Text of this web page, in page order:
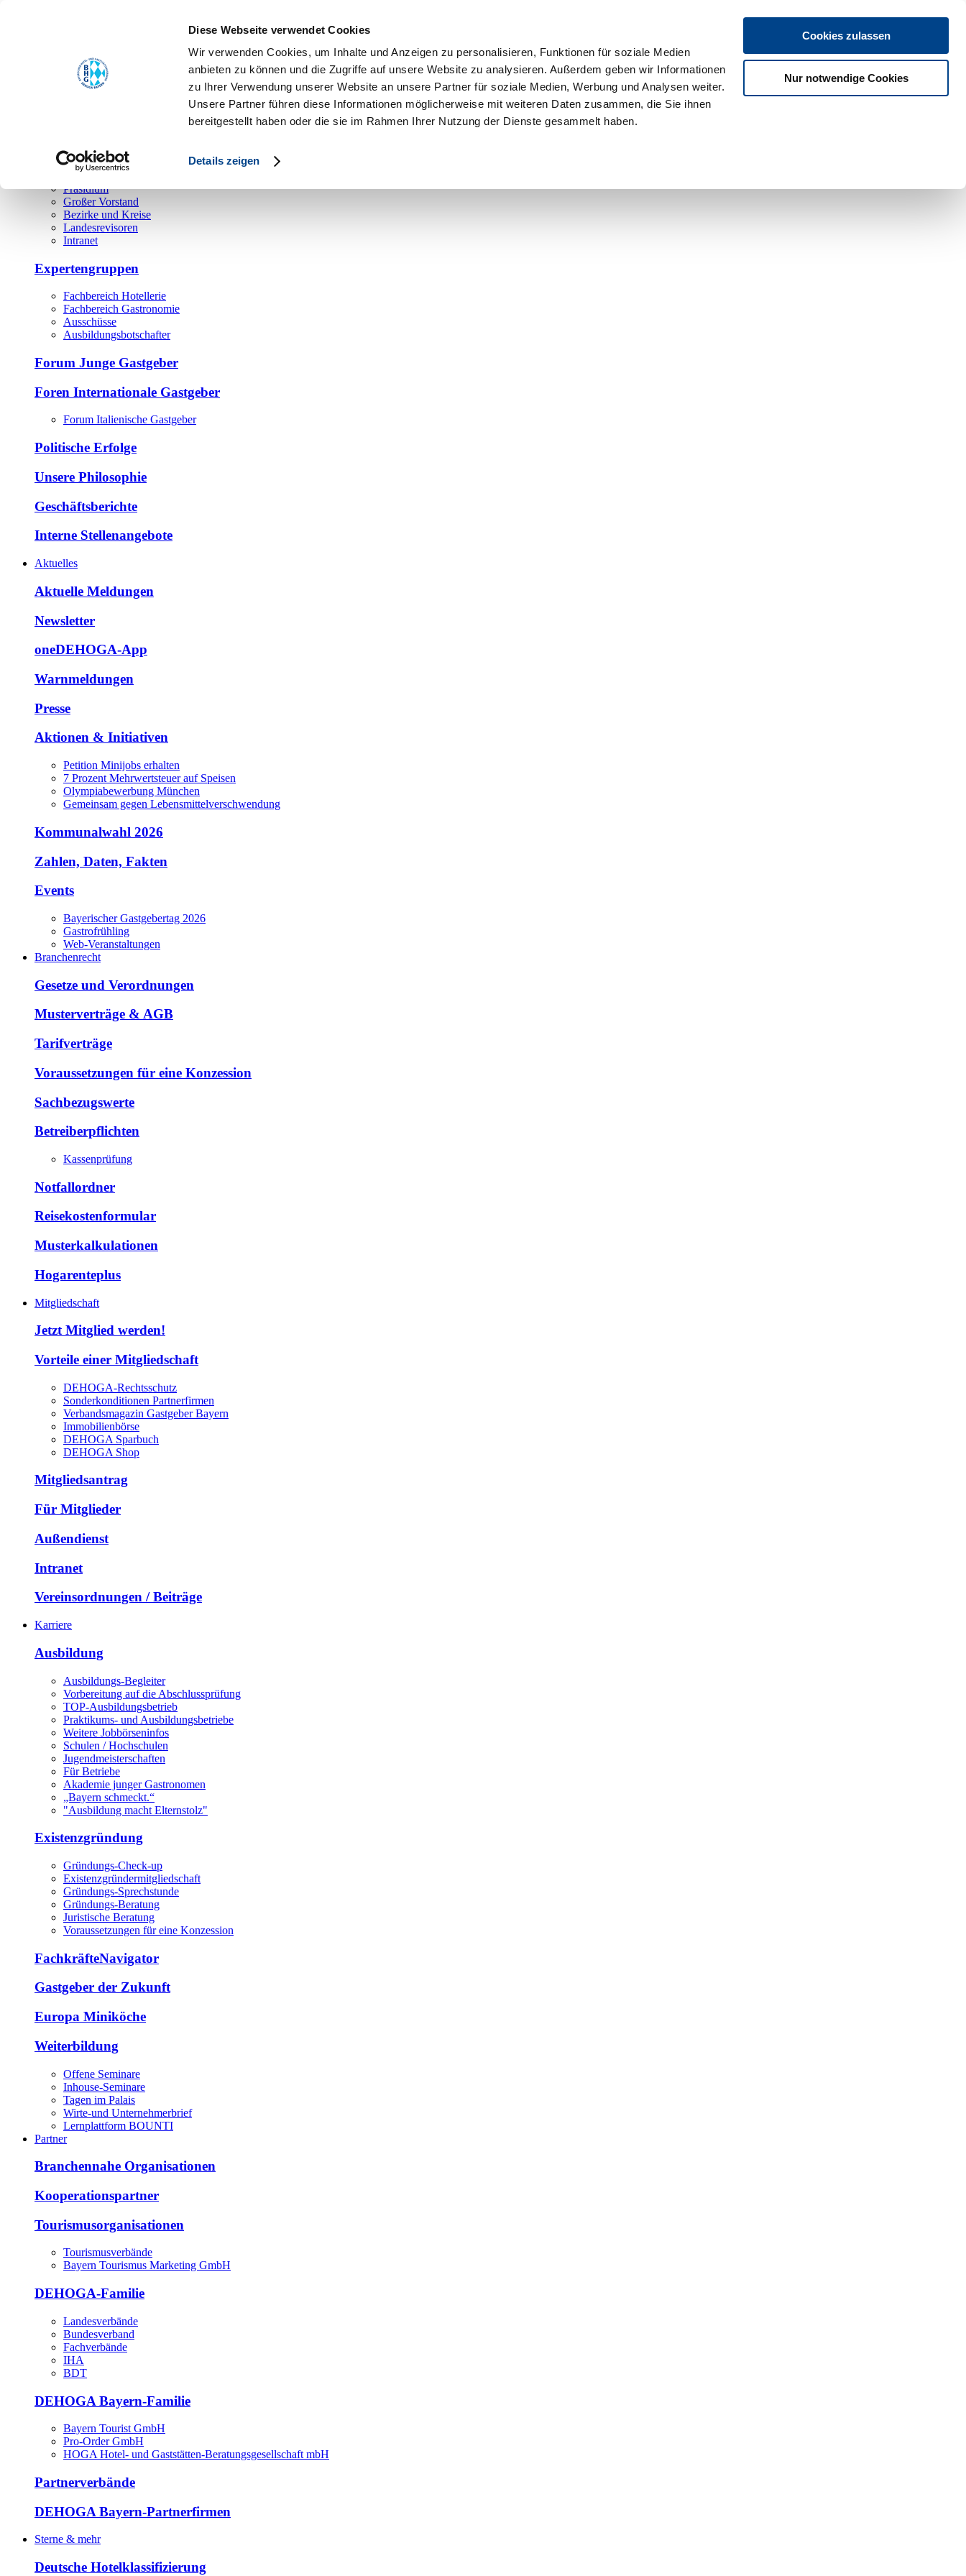
Diese Webseite verwendet Cookies
Wir verwenden Cookies, um Inhalte und Anzeigen zu personalisieren, Funktionen für soziale Medien
anbieten zu können und die Zugriffe auf unsere Website zu analysieren. Außerdem geben wir Informationen
zu Ihrer Verwendung unserer Website an unsere Partner für soziale Medien, Werbung und Analysen weiter.
Unsere Partner führen diese Informationen möglicherweise mit weiteren Daten zusammen, die Sie ihnen
bereitgestellt haben oder die sie im Rahmen Ihrer Nutzung der Dienste gesammelt haben.
Details zeigen
Cookies zulassen
Nur notwendige Cookies
Hauptamt
Bezirks- und Regionalgeschäftsstellen
Ehrenamt
Präsidium
Großer Vorstand
Bezirke und Kreise
Landesrevisoren
Intranet
Expertengruppen
Fachbereich Hotellerie
Fachbereich Gastronomie
Ausschüsse
Ausbildungsbotschafter
Forum Junge Gastgeber
Foren Internationale Gastgeber
Forum Italienische Gastgeber
Politische Erfolge
Unsere Philosophie
Geschäftsberichte
Interne Stellenangebote
Aktuelles
Aktuelle Meldungen
Newsletter
oneDEHOGA-App
Warnmeldungen
Presse
Aktionen & Initiativen
Petition Minijobs erhalten
7 Prozent Mehrwertsteuer auf Speisen
Olympiabewerbung München
Gemeinsam gegen Lebensmittelverschwendung
Kommunalwahl 2026
Zahlen, Daten, Fakten
Events
Bayerischer Gastgebertag 2026
Gastrofrühling
Web-Veranstaltungen
Branchenrecht
Gesetze und Verordnungen
Musterverträge & AGB
Tarifverträge
Voraussetzungen für eine Konzession
Sachbezugswerte
Betreiberpflichten
Kassenprüfung
Notfallordner
Reisekostenformular
Musterkalkulationen
Hogarenteplus
Mitgliedschaft
Jetzt Mitglied werden!
Vorteile einer Mitgliedschaft
DEHOGA-Rechtsschutz
Sonderkonditionen Partnerfirmen
Verbandsmagazin Gastgeber Bayern
Immobilienbörse
DEHOGA Sparbuch
DEHOGA Shop
Mitgliedsantrag
Für Mitglieder
Außendienst
Intranet
Vereinsordnungen / Beiträge
Karriere
Ausbildung
Ausbildungs-Begleiter
Vorbereitung auf die Abschlussprüfung
TOP-Ausbildungsbetrieb
Praktikums- und Ausbildungsbetriebe
Weitere Jobbörseninfos
Schulen / Hochschulen
Jugendmeisterschaften
Für Betriebe
Akademie junger Gastronomen
„Bayern schmeckt.“
"Ausbildung macht Elternstolz"
Existenzgründung
Gründungs-Check-up
Existenzgründermitgliedschaft
Gründungs-Sprechstunde
Gründungs-Beratung
Juristische Beratung
Voraussetzungen für eine Konzession
FachkräfteNavigator
Gastgeber der Zukunft
Europa Miniköche
Weiterbildung
Offene Seminare
Inhouse-Seminare
Tagen im Palais
Wirte-und Unternehmerbrief
Lernplattform BOUNTI
Partner
Branchennahe Organisationen
Kooperationspartner
Tourismusorganisationen
Tourismusverbände
Bayern Tourismus Marketing GmbH
DEHOGA-Familie
Landesverbände
Bundesverband
Fachverbände
IHA
BDT
DEHOGA Bayern-Familie
Bayern Tourist GmbH
Pro-Order GmbH
HOGA Hotel- und Gaststätten-Beratungsgesellschaft mbH
Partnerverbände
DEHOGA Bayern-Partnerfirmen
Sterne & mehr
Deutsche Hotelklassifizierung